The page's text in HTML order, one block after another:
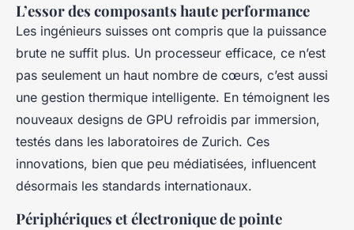
L’essor des composants haute performance
Les ingénieurs suisses ont compris que la puissance
brute ne suffit plus. Un processeur efficace, ce n’est
pas seulement un haut nombre de cœurs, c’est aussi
une gestion thermique intelligente. En témoignent les
nouveaux designs de GPU refroidis par immersion,
testés dans les laboratoires de Zurich. Ces
innovations, bien que peu médiatisées, influencent
désormais les standards internationaux.
Périphériques et électronique de pointe